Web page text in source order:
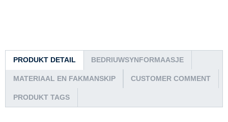
PRODUKT DETAIL BEDRIUWSYNFORMAASJE
MATERIAAL EN FAKMANSKIP CUSTOMER COMMENT
PRODUKT TAGS